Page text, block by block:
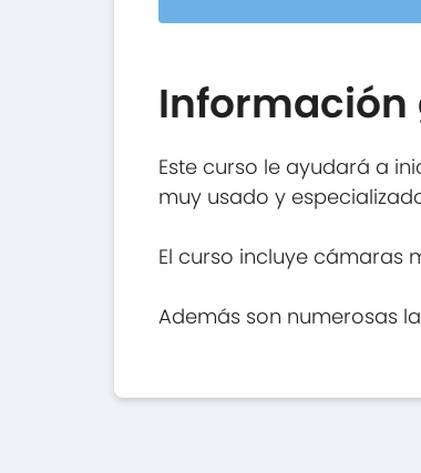
Información
Este curso le ayudará a
muy usado y
El curso incluye cámaras
Además son numerosas